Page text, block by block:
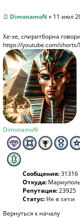
DimonamoN » 11 июл
Хе-хе, спиритборна
https://youtube.com/shorts/
DimonamoN
Сообщения:31316
Откуда:
Репутация:23925
Статус: Не в сети
Вернуться к началу